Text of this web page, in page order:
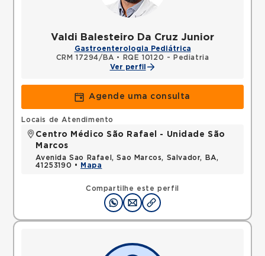
Valdi Balesteiro Da Cruz Junior
Gastroenterologia Pediátrica
CRM 17294/BA •
RQE 10120 - Pediatria
Ver perfil
Agende uma consulta
Compartilhe este perfil
Locais de Atendimento
Centro Médico São Rafael - Unidade São
Marcos
Avenida Sao Rafael, Sao Marcos, Salvador, BA,
41253190 •
Mapa